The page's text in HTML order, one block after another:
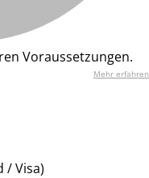
Voraussetzungen.
Mehr erfahren
/ Visa)